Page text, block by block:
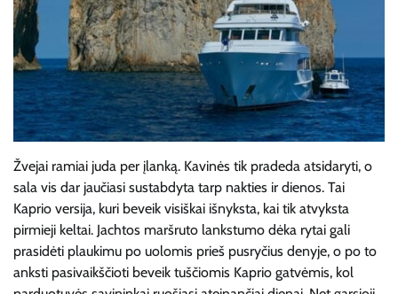
Žvejai ramiai juda per įlanką. Kavinės tik pradeda atsidaryti, o
sala vis dar jaučiasi sustabdyta tarp nakties ir dienos. Tai
Kaprio versija, kuri beveik visiškai išnyksta, kai tik atvyksta
pirmieji keltai. Jachtos maršruto lankstumo dėka rytai gali
prasidėti plaukimu po uolomis prieš pusryčius denyje, o po to
anksti pasivaikščioti beveik tuščiomis Kaprio gatvėmis, kol